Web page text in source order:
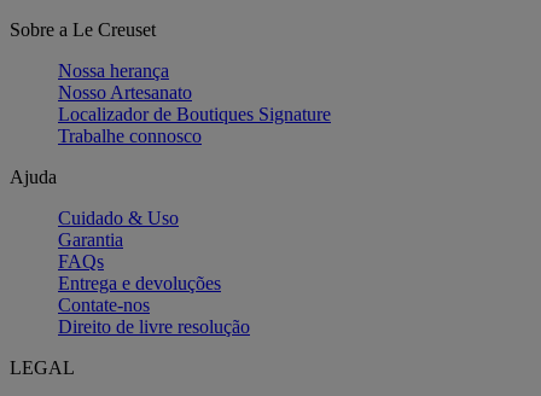
Sobre a Le Creuset
Nossa herança
Nosso Artesanato
Localizador de Boutiques Signature
Trabalhe connosco
Ajuda
Cuidado & Uso
Garantia
FAQs
Entrega e devoluções
Contate-nos
Direito de livre resolução
LEGAL